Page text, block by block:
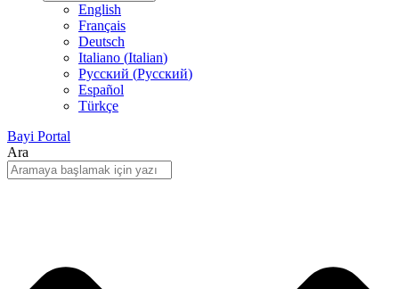
English
Français
Deutsch
Italiano (Italian)
Русский (Pусский)
Español
Türkçe
Bayi Portal
Ara